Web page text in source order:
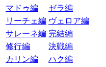
マドゥ編
ゼラ編
リーチェ編 ヴェロア編
サレーネ編 完結編
修行編
決戦編
カリン編
ハク編